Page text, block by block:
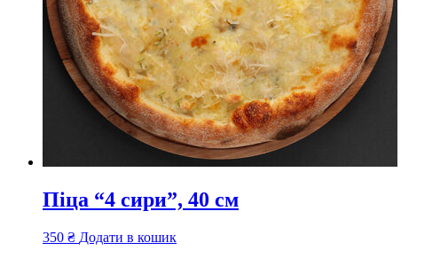
Піца “4 сири”, 40 см
350 ₴ Додати в кошик